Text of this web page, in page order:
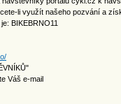
li využít našeho pozvání a
BIKEBRNO11
Váš e-mail